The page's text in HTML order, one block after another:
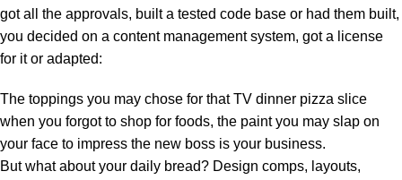
got all the approvals, built a tested code base or had them built,
you decided on a content management system, got a license
for it or adapted:
The toppings you may chose for that TV dinner pizza slice
when you forgot to shop for foods, the paint you may slap on
your face to impress the new boss is your business.
But what about your daily bread? Design comps, layouts,